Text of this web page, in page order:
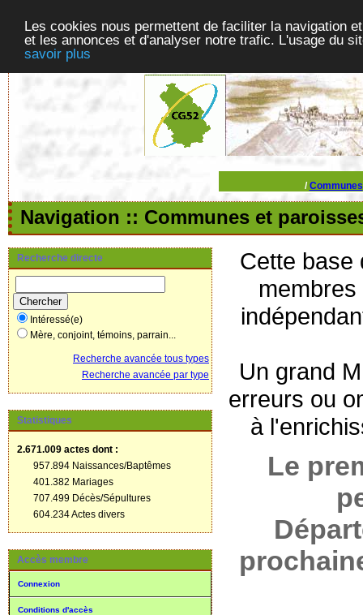
Les cookies nous permettent de faciliter la navigation
et les annonces et d'analyser notre trafic. L'usage du
savoir plus
/Communes
Navigation :: Communes et
Recherche directe
Intéressé(e)
Mère, conjoint, témoins, parrain...
Recherche avancée tous types
Recherche avancée par type
Statistiques
2.671.009 actes dont :
957.894 Naissances/Baptêmes
401.382 Mariages
707.499 Décès/Sépultures
604.234 Actes divers
Accès membre
Connexion
Conditions d'accès
Cette base
Un grand
erreurs ou
à
Le